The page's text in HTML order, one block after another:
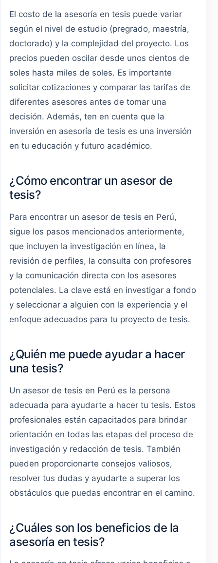
El costo de la asesoría en tesis puede variar
según el nivel de estudio (pregrado, maestría,
doctorado) y la complejidad del proyecto. Los
precios pueden oscilar desde unos cientos de
soles hasta miles de soles. Es importante
solicitar cotizaciones y comparar las tarifas de
diferentes asesores antes de tomar una
decisión. Además, ten en cuenta que la
inversión en asesoría de tesis es una inversión
en tu educación y futuro académico.
¿Cómo encontrar un asesor de
tesis?
Para encontrar un asesor de tesis en Perú,
sigue los pasos mencionados anteriormente,
que incluyen la investigación en línea, la
revisión de perfiles, la consulta con profesores
y la comunicación directa con los asesores
potenciales. La clave está en investigar a fondo
y seleccionar a alguien con la experiencia y el
enfoque adecuados para tu proyecto de tesis.
¿Quién me puede ayudar a hacer
una tesis?
Un asesor de tesis en Perú es la persona
adecuada para ayudarte a hacer tu tesis. Estos
profesionales están capacitados para brindar
orientación en todas las etapas del proceso de
investigación y redacción de tesis. También
pueden proporcionarte consejos valiosos,
resolver tus dudas y ayudarte a superar los
obstáculos que puedas encontrar en el camino.
¿Cuáles son los beneficios de la
asesoría en tesis?